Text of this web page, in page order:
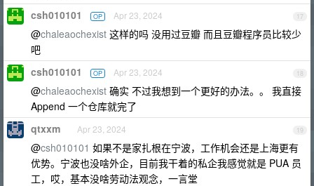
17
csh010101 OP Apr 23, 2024
@chaleaochexist 这样的吗 没用过豆瓣 而且豆瓣程序员比较少
吧
18
csh010101 OP Apr 23, 2024
@chaleaochexist 确实 不过我想到一个更好的办法。。 我直接
Append 一个仓库就完了
19
qtxxm Apr 23, 2024
@csh010101 如果不是家扎根在宁波，工作机会还是上海更有
优势。宁波也没啥外企，目前我干着的私企我感觉就是 PUA 员
工，哎，基本没啥劳动法观念，一言堂